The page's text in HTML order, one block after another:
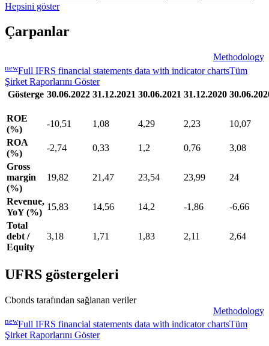
Hepsini göster
Çarpanlar
Methodology
newFull IFRS financial statements data with indicator chartsTüm
Şirket Raporlarını Göster
Gösterge 30.06.2022 31.12.2021 30.06.2021 31.12.2020
ROE
(%)
-10,51 1,08 4,29 2,23
10,07
ROA
(%)
-2,74 0,33 1,2 0,76
3,08
Gross
margin
(%)
19,82 21,47 23,54 23,99 24
Revenue,
YoY (%)
15,83 14,56 14,2 -1,86
-6,66
Total
debt /
Equity
3,18 1,71 1,83 2,11 2,64
UFRS göstergeleri
Cbonds tarafından sağlanan veriler
Methodology
newFull IFRS financial statements data with indicator chartsTüm
Şirket Raporlarını Göster